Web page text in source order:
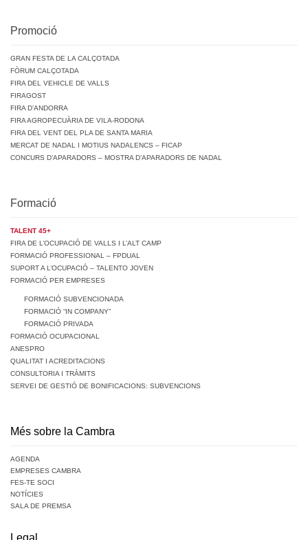
Promoció
GRAN FESTA DE LA CALÇOTADA
FÒRUM CALÇOTADA
FIRA DEL VEHICLE DE VALLS
FIRAGOST
FIRA D’ANDORRA
FIRA AGROPECUÀRIA DE VILA-RODONA
FIRA DEL VENT DEL PLA DE SANTA MARIA
MERCAT DE NADAL I MOTIUS NADALENCS – FICAP
CONCURS D’APARADORS – MOSTRA D’APARADORS DE NADAL
Formació
TALENT 45+
FIRA DE L’OCUPACIÓ DE VALLS I L’ALT CAMP
FORMACIÓ PROFESSIONAL – FPDUAL
SUPORT A L’OCUPACIÓ – TALENTO JOVEN
FORMACIÓ PER EMPRESES
FORMACIÓ SUBVENCIONADA
FORMACIÓ “IN COMPANY”
FORMACIÓ PRIVADA
FORMACIÓ OCUPACIONAL
ANESPRO
QUALITAT I ACREDITACIONS
CONSULTORIA I TRÀMITS
SERVEI DE GESTIÓ DE BONIFICACIONS: SUBVENCIONS
Més sobre la Cambra
AGENDA
EMPRESES CAMBRA
FES-TE SOCI
NOTÍCIES
SALA DE PREMSA